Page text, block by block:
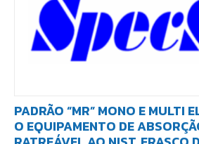
PADRÃO “MR” MONO E MULTI
O EQUIPAMENTO DE